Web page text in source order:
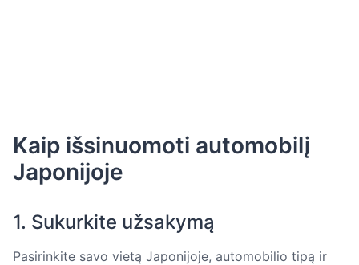
Kaip išsinuomoti automobilį
Japonijoje
1. Sukurkite užsakymą
Pasirinkite savo vietą Japonijoje, automobilio tipą ir